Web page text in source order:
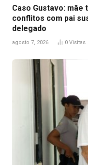
Caso Gustavo:
conflitos com pai
delegado
agosto 7, 2026 0 Visitas